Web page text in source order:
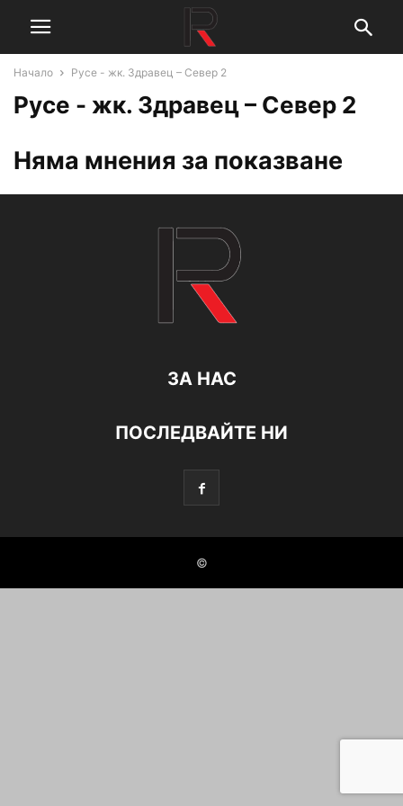
Начало Русе - жк. Здравец – Север 2
Русе - жк. Здравец – Север 2
Няма мнения за показване
ЗА НАС
ПОСЛЕДВАЙТЕ НИ
©